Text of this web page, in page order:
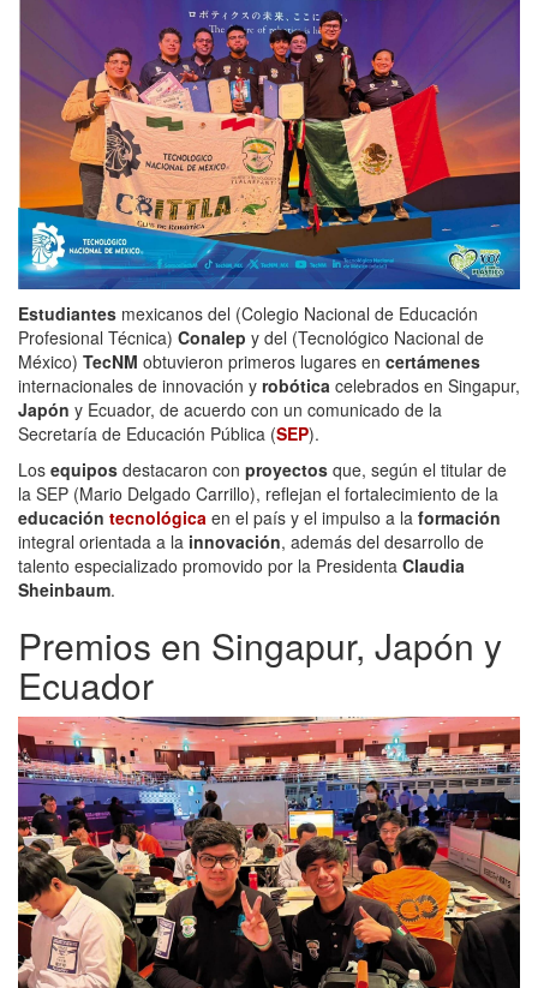
Estudiantes mexicanos del (Colegio Nacional de Educación
Profesional Técnica) Conalep y del (Tecnológico Nacional de
México) TecNM obtuvieron primeros lugares en certámenes
internacionales de innovación y robótica celebrados en Singapur,
Japón y Ecuador, de acuerdo con un comunicado de la
Secretaría de Educación Pública (SEP).
Los equipos destacaron con proyectos que, según el titular de
la SEP (Mario Delgado Carrillo), reflejan el fortalecimiento de la
educación tecnológica en el país y el impulso a la formación
integral orientada a la innovación, además del desarrollo de
talento especializado promovido por la Presidenta Claudia
Sheinbaum.
Premios en Singapur, Japón y
Ecuador